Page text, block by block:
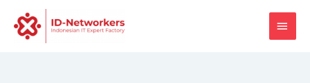
content